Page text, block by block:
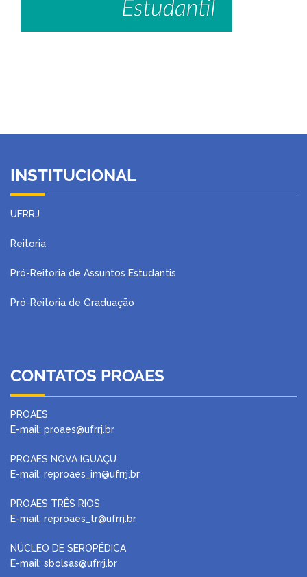
INSTITUCIONAL
UFRRJ
Reitoria
Pró-Reitoria de Assuntos Estudantis
Pró-Reitoria de Graduação
CONTATOS PROAES
PROAES
E-mail: proaes@ufrrj.br
PROAES NOVA IGUAÇU
E-mail: reproaes_im@ufrrj.br
PROAES TRÊS RIOS
E-mail: reproaes_tr@ufrrj.br
NÚCLEO DE SEROPÉDICA
E-mail: sbolsas@ufrrj.br